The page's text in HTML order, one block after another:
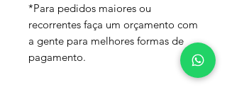
*Para pedidos maiores ou
recorrentes faça um orçamento com
a gente para melhores formas de
pagamento.